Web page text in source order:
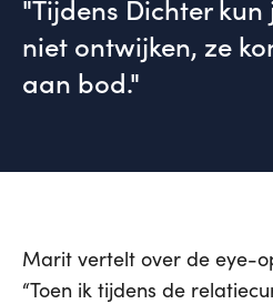
"Tijdens Dichter
niet ontwijken, ze
aan bod."
Marit vertelt over de eye-
“Toen ik tijdens de